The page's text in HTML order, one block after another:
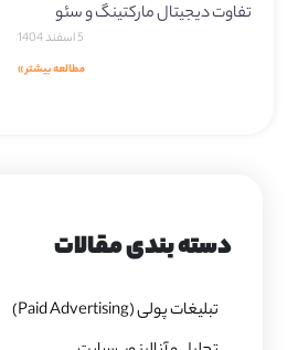
تفاوت دیجیتال مارکتینگ و سئو
5 اسفند 1404
مطالعه بیشتر »
دسته بندی مقالات
تبلیغات پولی (Paid Advertising)